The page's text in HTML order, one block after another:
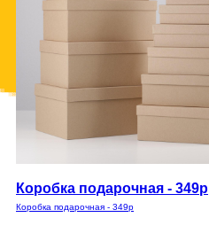
Коробка подарочная - 349р
Коробка подарочная - 349р